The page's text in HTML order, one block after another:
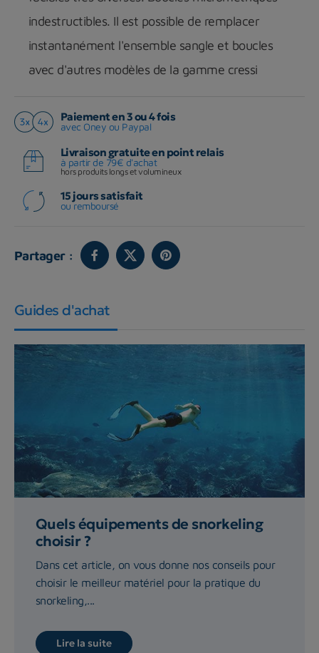
indestructibles. Il est possible de remplacer
instantanément l'ensemble sangle et boucles
avec d'autres modèles de la gamme cressi
Paiement en 3 ou 4 fois
avec Oney ou Paypal
Livraison gratuite en point relais
à partir de 79€ d'achat
hors produits longs et volumineux
15 jours satisfait
ou remboursé
Partager :
Guides d'achat
Quels équipements de snorkeling
choisir ?
Dans cet article, on vous donne nos conseils pour
choisir le meilleur matériel pour la pratique du
snorkeling,...
Lire la suite